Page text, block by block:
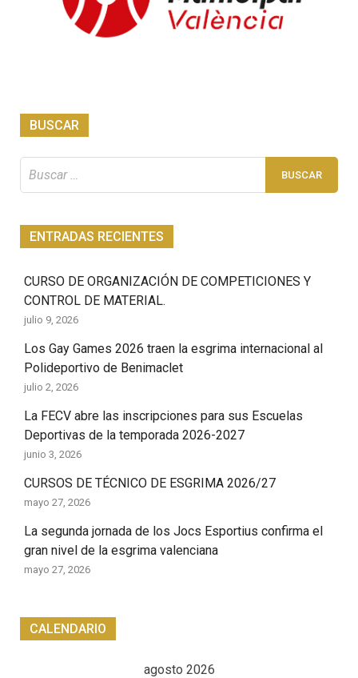
BUSCAR
ENTRADAS RECIENTES
CURSO DE ORGANIZACIÓN DE COMPETICIONES Y
CONTROL DE MATERIAL.
julio 9, 2026
Los Gay Games 2026 traen la esgrima internacional al
Polideportivo de Benimaclet
julio 2, 2026
La FECV abre las inscripciones para sus Escuelas
Deportivas de la temporada 2026-2027
junio 3, 2026
CURSOS DE TÉCNICO DE ESGRIMA 2026/27
mayo 27, 2026
La segunda jornada de los Jocs Esportius confirma el
gran nivel de la esgrima valenciana
mayo 27, 2026
CALENDARIO
agosto 2026